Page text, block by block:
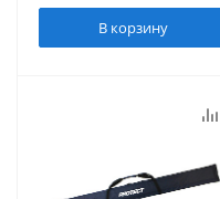
В корзину